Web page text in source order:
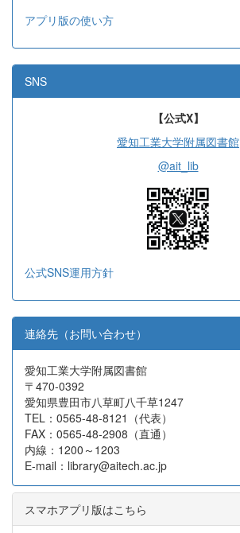
アプリ版の使い方
SNS
【公式X】
愛知工業大学附属図書館
@ait_lib
公式SNS運用方針
連絡先（お問い合わせ）
愛知工業大学附属図書館
〒470-0392
愛知県豊田市八草町八千草1247
TEL：0565-48-8121（代表）
FAX：0565-48-2908（直通）
内線：1200～1203
E-mail：library@aitech.ac.jp
スマホアプリ版はこちら